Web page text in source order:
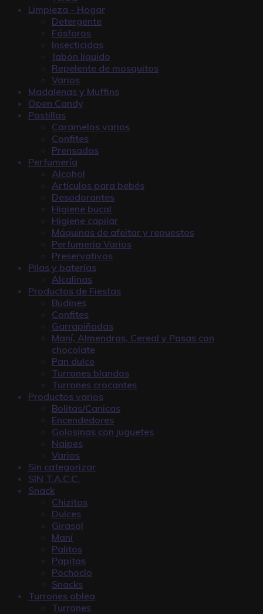
Limpieza - Hogar
Detergente
Fósforos
Insecticidas
Jabón líquido
Repelente de mosquitos
Varios
Madalenas y Muffins
Open Candy
Pastillas
Caramelos varios
Confites
Prensadas
Perfumería
Alcohol
Artículos para bebés
Desodorantes
Higiene bucal
Higiene capilar
Máquinas de afeitar y repuestos
Perfumeria Varios
Preservativos
Pilas y baterías
Alcalinas
Productos de Fiestas
Budines
Confites
Garrapiñadas
Maní, Almendras, Cereal y Pasas con
chocolate
Pan dulce
Turrones blandos
Turrones crocantes
Productos varios
Bolitas/Canicas
Encendedores
Golosinas con juguetes
Naipes
Varios
Sin categorizar
SIN T.A.C.C.
Snack
Chizitos
Dulces
Girasol
Maní
Palitos
Papitas
Pochoclo
Snacks
Turrones oblea
Turrones